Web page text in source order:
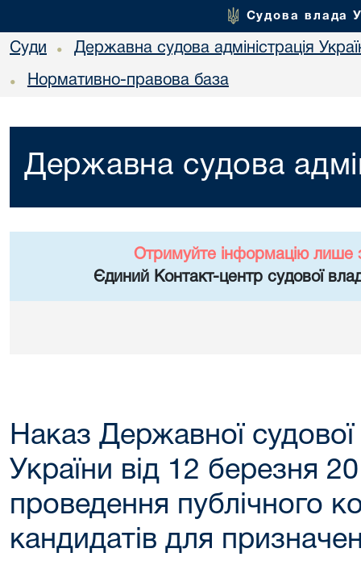
Судова влада
Суди • Державна судова адміністрація
• Нормативно-правова база
Державна судова
Отримуйте інформацію лише
Єдиний Контакт-центр судової
Наказ Державної судової
України від 12 березня
проведення публічного
кандидатів для